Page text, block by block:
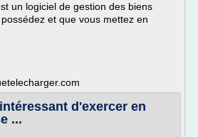
un logiciel de gestion des biens
et que vous mettez en
d'exercer en
...